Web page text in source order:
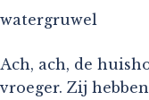
watergruwel
Ach, ach, de
vroeger. Zij